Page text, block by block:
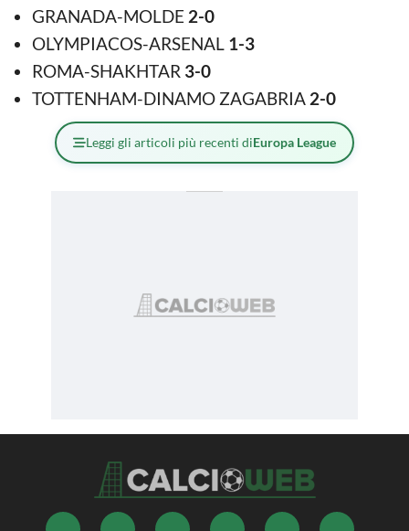
GRANADA-MOLDE 2-0
OLYMPIACOS-ARSENAL 1-3
ROMA-SHAKHTAR 3-0
TOTTENHAM-DINAMO ZAGABRIA 2-0
Leggi gli articoli più recenti diEuropa League